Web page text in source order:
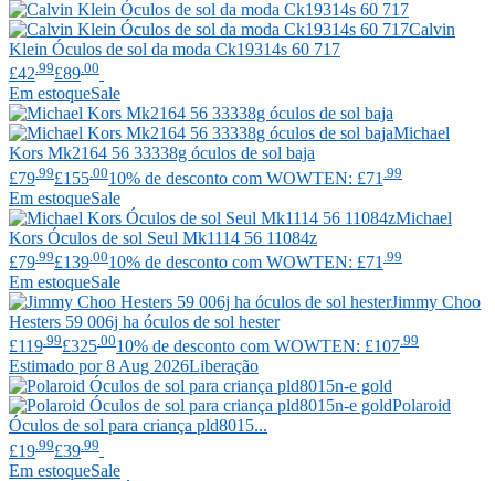
Calvin
Klein Óculos de sol da moda Ck19314s 60 717
£42 .99£89 .00
Em estoqueSale
Michael
Kors Mk2164 56 33338g óculos de sol baja
£79 .99£155 .0010% de desconto com WOWTEN: £71 .99
Em estoqueSale
Michael
Kors Óculos de sol Seul Mk1114 56 11084z
£79 .99£139 .0010% de desconto com WOWTEN: £71 .99
Em estoqueSale
Jimmy Choo
Hesters 59 006j ha óculos de sol hester
£119 .99£325 .0010% de desconto com WOWTEN: £107 .99
Estimado por 8 Aug 2026Liberação
Polaroid
Óculos de sol para criança pld8015...
£19 .99£39 .99
Em estoqueSale